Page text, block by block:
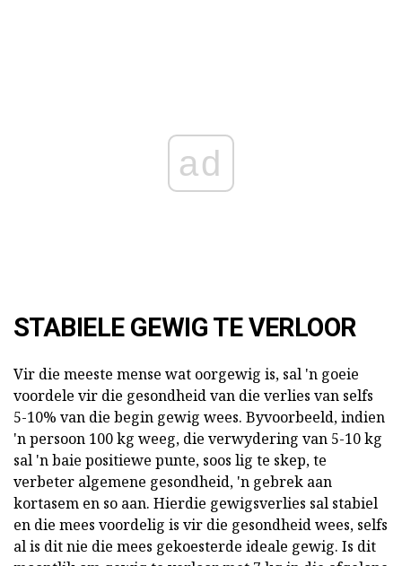
ad
STABIELE GEWIG TE VERLOOR
Vir die meeste mense wat oorgewig is, sal 'n goeie
voordele vir die gesondheid van die verlies van selfs
5-10% van die begin gewig wees. Byvoorbeeld, indien
'n persoon 100 kg weeg, die verwydering van 5-10 kg
sal 'n baie positiewe punte, soos lig te skep, te
verbeter algemene gesondheid, 'n gebrek aan
kortasem en so aan. Hierdie gewigsverlies sal stabiel
en die mees voordelig is vir die gesondheid wees, selfs
al is dit nie die mees gekoesterde ideale gewig. Is dit